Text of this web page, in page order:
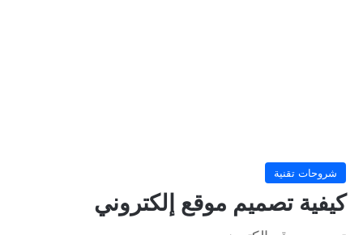
شروحات تقنية
كيفية تصميم موقع إلكتروني